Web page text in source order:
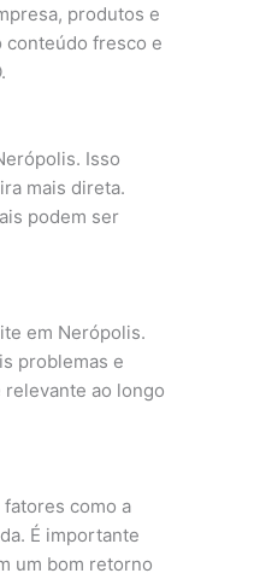
produtos e
conteúdo fresco e
Isso
mais direta.
podem ser
em Nerópolis.
problemas e
ao longo
como a
É importante
um bom retorno